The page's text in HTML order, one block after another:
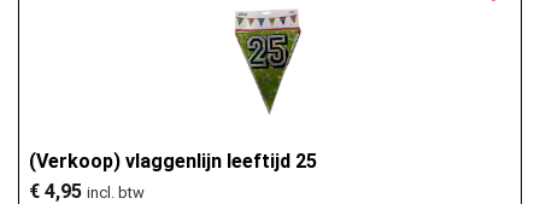
(Verkoop) vlaggenlijn leeftijd 25
€ 4,95 incl. btw